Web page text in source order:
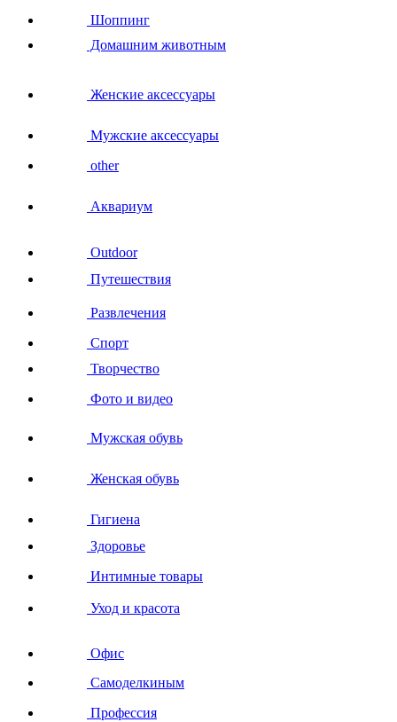
Шоппинг
Домашним животным
Женские аксессуары
Мужские аксессуары
other
Аквариум
Outdoor
Путешествия
Развлечения
Спорт
Творчество
Фото и видео
Мужская обувь
Женская обувь
Гигиена
Здоровье
Интимные товары
Уход и красота
Офис
Самоделкиным
Профессия